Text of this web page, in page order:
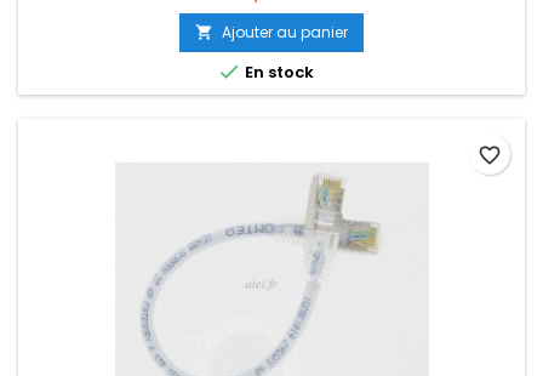
 Ajouter au panier
 En stock
favorite_border